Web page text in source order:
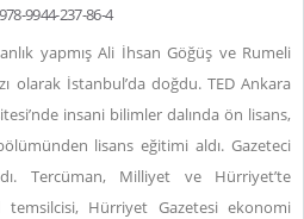
9944-237-86-4
yapmış Ali İhsan Göğüş ve Rumeli
olarak İstanbul’da doğdu. TED Ankara
insani bilimler dalında ön lisans,
lisans eğitimi aldı. Gazeteci
Tercüman, Milliyet ve Hürriyet’te
Hürriyet Gazetesi ekonomi